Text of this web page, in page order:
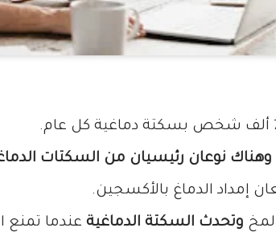
وهناك نوعان رئيسيان من السكتات
إمداد الدماغ بالأكسجين.
وتحدث السكتة الدماغية عندما تمنع